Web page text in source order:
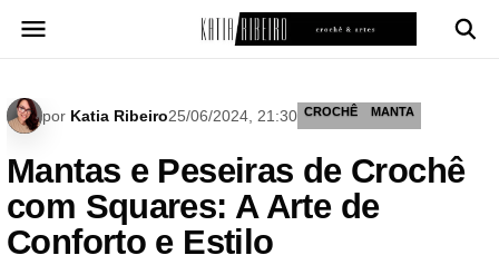
para
por Katia Ribeiro25/06/2024, 21:30 CROCHÊ MANTA
Mantas e Peseiras de Crochê
com Squares: A Arte de
Conforto e Estilo